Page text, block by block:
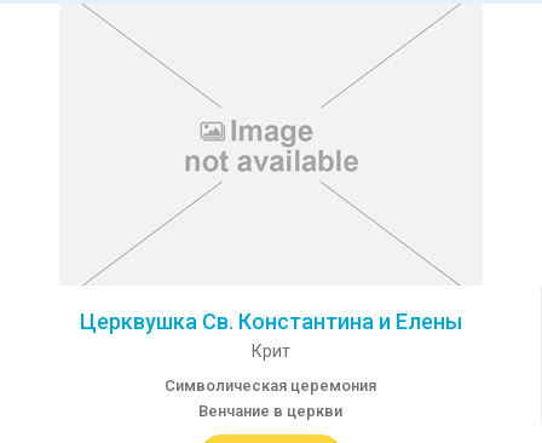
Церквушка Св. Константина и Елены
Крит
Символическая церемония
Венчание в церкви